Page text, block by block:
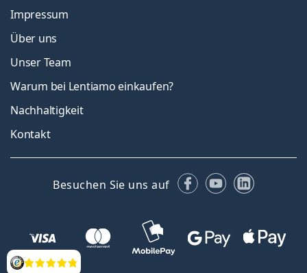
Bewertung
Impressum
Über uns
Unser Team
Warum bei Lentiamo einkaufen?
Nachhaltigkeit
Kontakt
Besuchen Sie uns auf Facebook
YouTubeLinkedIn